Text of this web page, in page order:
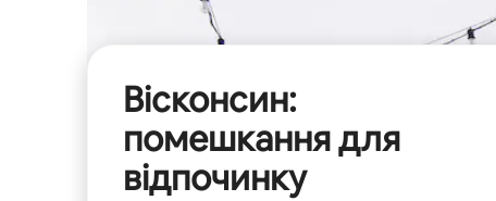
Вісконсин:
помешкання для
відпочинку